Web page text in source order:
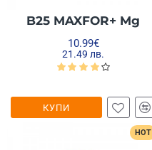
B25 MAXFOR+ Mg
10.99€
21.49 лв.
КУПИ
HOT